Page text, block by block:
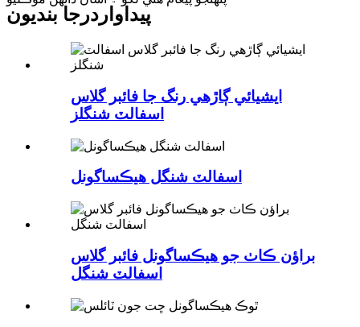
پيداوار درجا بنديون
ايشيائي ڳاڙهي رنگ جا فائبر گلاس
اسفالٽ شنگلز
اسفالٽ شنگل هيڪساگونل
براؤن ڪاٺ جو هيڪساگونل فائبر گلاس
اسفالٽ شنگل